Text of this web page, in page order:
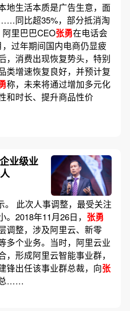
地生活本质是广告生意，面
同比超35%，部分抵消淘
里巴巴CEO张勇在电话会
过年期间国内电商仍显疲
，消费出现恢复势头，特别
类增速恢复良好，并预计复
称，未来将通过增加多元化
和时长、提升商品性价
业级业
。 此次人事调整，最受关注
2018年11月26日， 张勇
调整，涉及阿里云、新零
多个业务。当时，阿里云业
，形成阿里云智能事业群，
锋出任该事业群总裁，向张
总……